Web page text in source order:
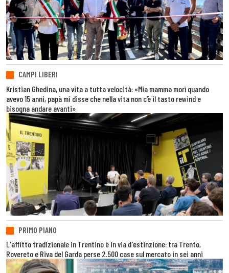
CAMPI LIBERI
Kristian Ghedina, una vita a tutta velocità: «Mia mamma morì quando
avevo 15 anni, papà mi disse che nella vita non c’è il tasto rewind e
bisogna andare avanti»
PRIMO PIANO
L'affitto tradizionale in Trentino è in via d'estinzione: tra Trento,
Rovereto e Riva del Garda perse 2.500 case sul mercato in sei anni